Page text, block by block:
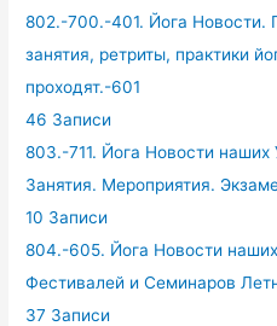
802.-700.-401. Йога Новости.
занятия, ретриты, практики
проходят.-601
46 Записи
803.-711. Йога Новости наших
Занятия. Мероприятия.
10 Записи
804.-605. Йога Новости
Фестивалей и Семинаров
37 Записи